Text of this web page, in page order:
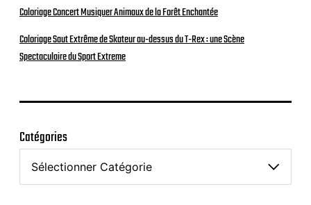
Coloriage Concert Musiquer Animaux de la Forêt Enchantée
Coloriage Saut Extrême de Skateur au-dessus du T-Rex : une Scène
Spectaculaire du Sport Extreme
Catégories